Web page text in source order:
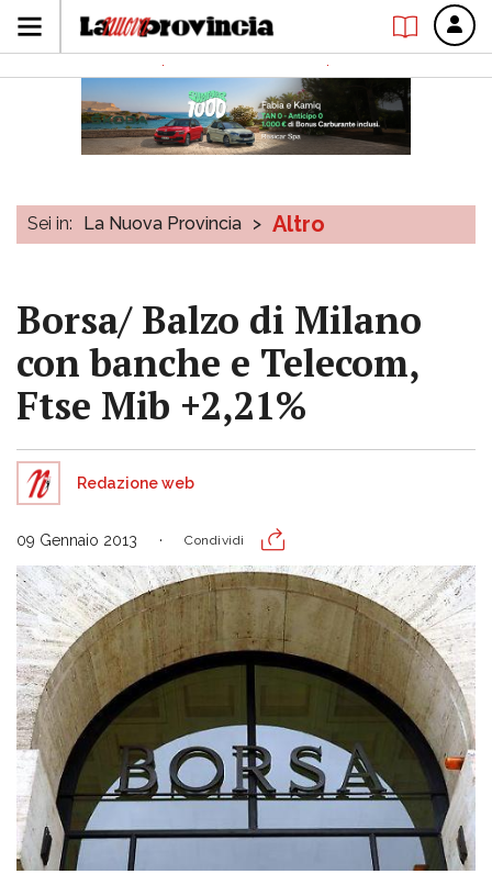
Sei in: La Nuova Provincia > Altro
Borsa/ Balzo di Milano
con banche e Telecom,
Ftse Mib +2,21%
Redazione web
09 Gennaio 2013 Condividi